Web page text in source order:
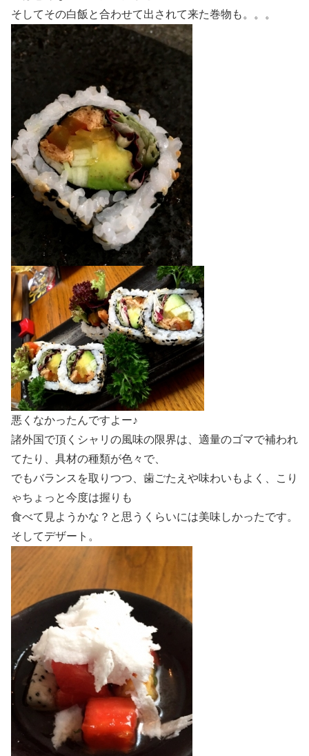
そしてその白飯と合わせて出されて来た巻物も。。。
悪くなかったんですよー♪
諸外国で頂くシャリの風味の限界は、適量のゴマで補われ
てたり、具材の種類が色々で、
でもバランスを取りつつ、歯ごたえや味わいもよく、こり
ゃちょっと今度は握りも
食べて見ようかな？と思うくらいには美味しかったです。
そしてデザート。